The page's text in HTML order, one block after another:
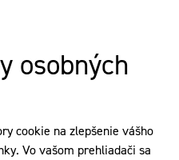
osobných
cookie na zlepšenie vášho
Vo vašom prehliadači sa